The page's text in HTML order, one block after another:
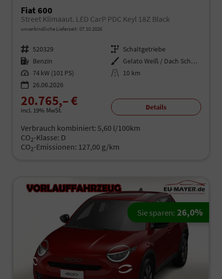
Fiat 600
Street Klimaaut. LED CarP PDC Keyl 18Z Black
unverbindliche Lieferzeit: 07.10.2026
Fahrzeugnr. 520329 Getriebe Schaltgetriebe
Kraftstoff Benzin Außenfarbe
Gelato Weiß / Dach Schwarz
Leistung 74 kW (101 PS) Kilometerstand 10 km
26.06.2026
20.765,– €
incl. 19% MwSt. Details
Verbrauch kombiniert: 5,60 l/100km
CO2-Klasse: D
CO2-Emissionen: 127,00 g/km
Sie sparen: 26,0%